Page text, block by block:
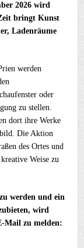
2026 wird
bringt Kunst
Ladenräume
werden
oder
zu stellen.
dort ihre Werke
Die Aktion
des Ortes und
Weise zu
werden und ein
wird
Mail zu melden: